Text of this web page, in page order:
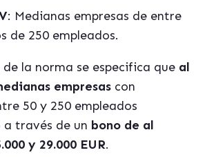
: Medianas empresas de entre
de 250 empleados.
la norma se especifica que al
empresas con
50 y 250 empleados
través de un bono de al
y 29.000 EUR.